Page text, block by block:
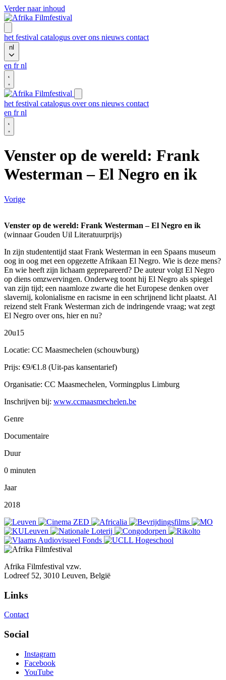
Verder naar inhoud
het festival catalogus over ons nieuws contact
nl
en frnl
het festival catalogus over ons nieuws contact
en frnl
Venster op de wereld: Frank
Westerman – El Negro en ik
Vorige
Venster op de wereld: Frank Westerman – El Negro en ik
(winnaar Gouden Uil Literatuurprijs)
In zijn studententijd staat Frank Westerman in een Spaans museum
oog in oog met een opgezette Afrikaan El Negro. Wie is deze mens?
En wie heeft zijn lichaam geprepareerd? De auteur volgt El Negro
op diens omzwervingen. Onderweg toont hij El Negro als spiegel
van zijn tijd; een naamloze zwarte die het Europese denken over
slavernij, kolonialisme en racisme in een schrijnend licht plaatst. Al
reizend stelt Frank Westerman zich de indringende vraag; wat zegt
El Negro over ons, hier en nu?
20u15
Locatie: CC Maasmechelen (schouwburg)
Prijs: €9/€1.8 (Uit-pas kansentarief)
Organisatie: CC Maasmechelen, Vormingplus Limburg
Inschrijven bij: www.ccmaasmechelen.be
Genre
Documentaire
Duur
0 minuten
Jaar
2018
Afrika Filmfestival vzw.
Lodreef 52, 3010 Leuven, België
Links
Contact
Social
Instagram
Facebook
YouTube